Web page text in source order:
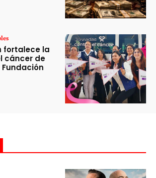
fortalece la
cáncer de